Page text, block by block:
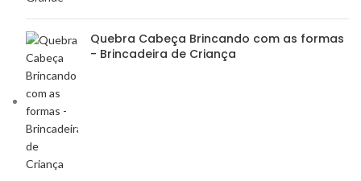
Quebra Cabeça Brincando com as formas
- Brincadeira de Criança